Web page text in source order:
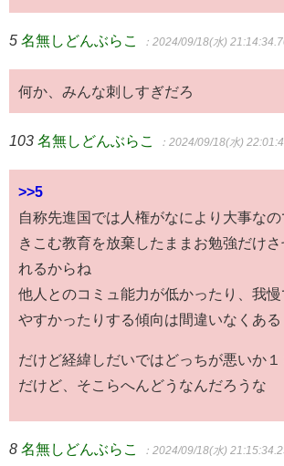
5 名無しどんぶらこ ：2024/09/18(水)
何か、みんな刺しすぎだろ
103 名無しどんぶらこ ：2024/09/18(水)
>>5
自称先進国では人権がなにより大事な
きこむ教育を放棄したままお勉強だけ
れるからね
他人とのコミュ能力が低かったり、我慢
やすかったりする傾向は間違いなくある
だけど経緯しだいではどっちが悪いか１
だけど、そこらへんどうなんだろうな
8 名無しどんぶらこ ：2024/09/18(水)